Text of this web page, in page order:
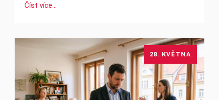
Číst více...
28. KVĚTNA